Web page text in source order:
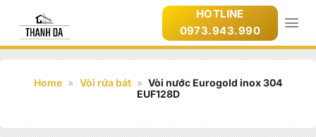
dung
HOTLINE
0973.943.990
Home » Vòi rửa bát » Vòi nước Eurogold inox 304
EUF128D